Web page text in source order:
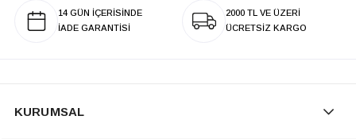
14 GÜN İÇERİSİNDE
İADE GARANTİSİ
2000 TL VE ÜZERİ
ÜCRETSİZ KARGO
KURUMSAL